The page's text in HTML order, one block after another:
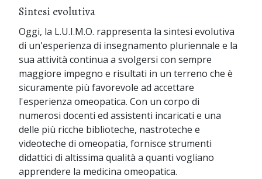
Sintesi evolutiva
Oggi, la L.U.I.M.O. rappresenta la sintesi evolutiva
di un'esperienza di insegnamento pluriennale e la
sua attività continua a svolgersi con sempre
maggiore impegno e risultati in un terreno che è
sicuramente più favorevole ad accettare
l'esperienza omeopatica. Con un corpo di
numerosi docenti ed assistenti incaricati e una
delle più ricche biblioteche, nastroteche e
videoteche di omeopatia, fornisce strumenti
didattici di altissima qualità a quanti vogliano
apprendere la medicina omeopatica.